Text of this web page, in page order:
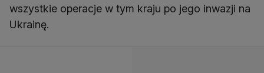
wszystkie operacje w tym kraju po jego inwazji na
Ukrainę.